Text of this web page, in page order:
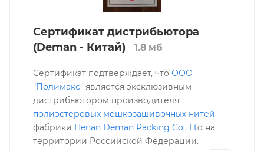
Сертификат дистрибьютора
(Deman - Китай)
1.8 мб
Сертификат подтверждает, что ООО
"Полимакс" является эксклюзивным
дистрибьютором производителя
полиэстеровых мешкозашивочных нитей
фабрики Henan Deman Packing Co., Ltd на
территории Российской Федерации.